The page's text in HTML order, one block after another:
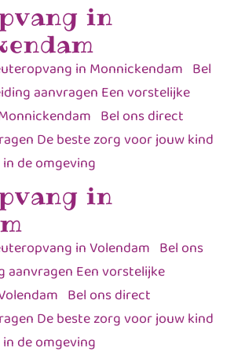
in
in Monnickendam Bel
aanvragen Een vorstelijke
Bel ons direct
De beste zorg voor jouw kind
de omgeving
in
in Volendam Bel ons
aanvragen Een vorstelijke
Bel ons direct
De beste zorg voor jouw kind
de omgeving